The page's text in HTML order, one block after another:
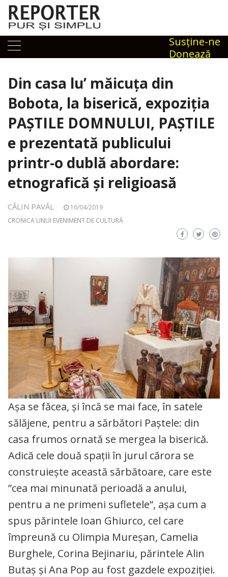
Skip
content
Susţine-ne
Donează
Din casa lu’ măicuța din
Bobota, la biserică, expoziția
PAȘTILE DOMNULUI, PAȘTILE
e prezentată publicului
printr-o dublă abordare:
etnografică și religioasă
CĂLIN PAVĂL
16/04/2019
CRONICA UNUI EVENIMENT DE CULTURĂ
Așa se făcea, și încă se mai face, în satele
sălăjene, pentru a sărbători Paștele: din
casa frumos ornată se mergea la biserică.
Adică cele două spații în jurul cărora se
construiește această sărbătoare, care este
”cea mai minunată perioadă a anului,
pentru a ne primeni sufletele”, așa cum a
spus părintele Ioan Ghiurco, cel care
împreună cu Olimpia Mureșan, Camelia
Burghele, Corina Bejinariu, părintele Alin
Butaș și Ana Pop au fost gazdele expoziției.